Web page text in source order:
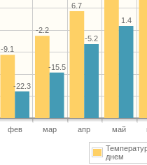
фев мар апр май
6.7
-2.2
-9.1
1.4
-5.2
-15.5
-22.3
днем